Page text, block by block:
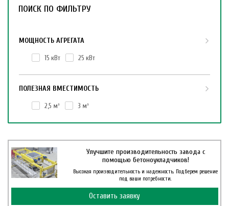
Улучшите производительность завода с
помощью бетоноукладчиков!
Высокая производительность и надежность. Подберем решение
под ваши потребности.
Оставить заявку
ПОИСК ПО ФИЛЬТРУ
МОЩНОСТЬ АГРЕГАТА
15 кВт 25 кВт
ПОЛЕЗНАЯ ВМЕСТИМОСТЬ
2,5 м³ 3 м³